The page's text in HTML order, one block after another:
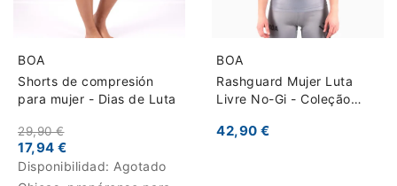
BOA
Shorts de compresión
para mujer - Dias de Luta
29,90 €
17,94 €
Disponibilidad: Agotado
BOA
Rashguard Mujer Luta
Livre No-Gi - Coleção
42,90 €